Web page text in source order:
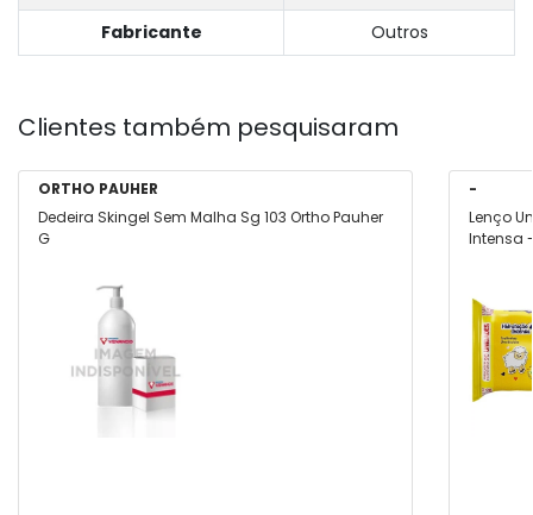
Fabricante
Outros
Clientes também pesquisaram
ORTHO PAUHER
Dedeira Skingel Sem Malha Sg 103 Ortho Pauher
G
-
Lenço
Intensa